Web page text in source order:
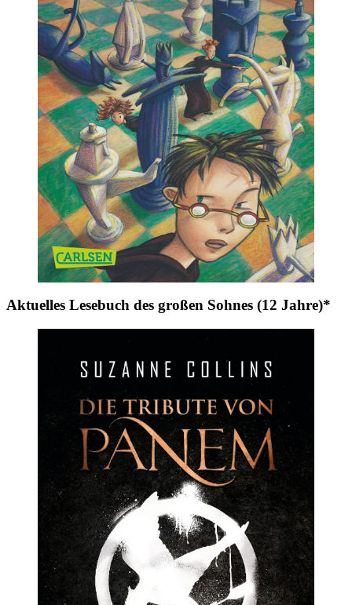
Aktuelles Lesebuch des großen Sohnes (12 Jahre)*